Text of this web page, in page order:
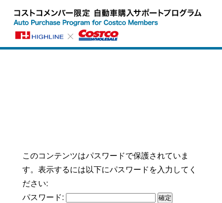
このコンテンツはパスワードで保護されていま
す。表示するには以下にパスワードを入力してく
ださい:
パスワード: